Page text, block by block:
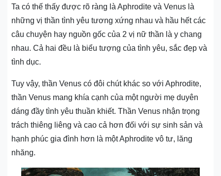
Ta có thế thấy được rõ ràng là Aphrodite và Venus là
những vị thần tình yêu tương xứng nhau và hầu hết các
câu chuyện hay nguồn gốc của 2 vị nữ thần là y chang
nhau. Cả hai đều là biểu tượng của tình yêu, sắc đẹp và
tình dục.
Tuy vậy, thần Venus có đôi chút khác so với Aphrodite,
thần Venus mang khía cạnh của một người mẹ duyên
dáng đầy tình yêu thuần khiết. Thần Venus nhận trọng
trách thiêng liêng và cao cả hơn đối với sự sinh sản và
hạnh phúc gia đình hơn là một Aphrodite vô tư, lăng
nhăng.